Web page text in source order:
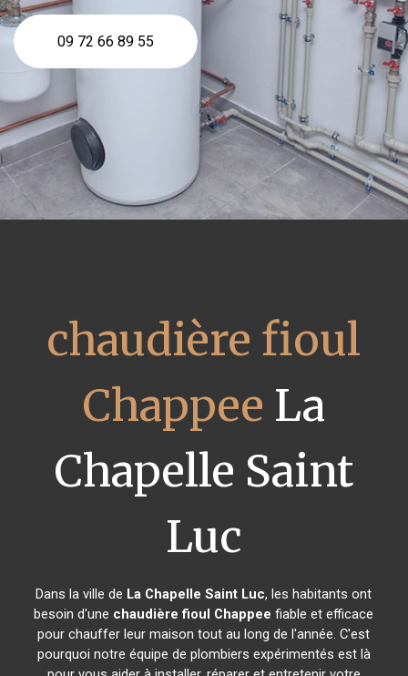
09 72 66 89 55
chaudière fioul
Chappee La
Chapelle Saint
Luc
Dans la ville de La Chapelle Saint Luc, les habitants ont
besoin d'une chaudière fioul Chappee fiable et efficace
pour chauffer leur maison tout au long de l'année. C'est
pourquoi notre équipe de plombiers expérimentés est là